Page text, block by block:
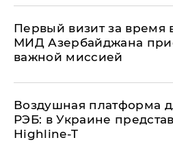
Первый визит за время
МИД Азербайджана
важной миссией
Воздушная платформа
РЭБ: в Украине
Highline-T